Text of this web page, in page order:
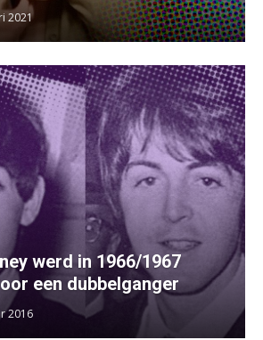
2021
werd in 1966/1967
een dubbelganger
2016